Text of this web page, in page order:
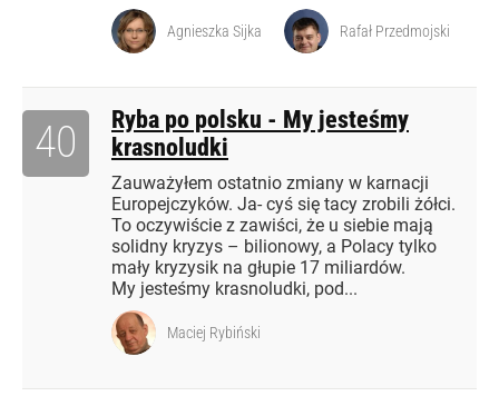
Agnieszka Sijka Rafał Przedmojski
Ryba po polsku - My jesteśmy
krasnoludki
Zauważyłem ostatnio zmiany w karnacji
Europejczyków. Ja- cyś się tacy zrobili żółci.
To oczywiście z zawiści, że u siebie mają
solidny kryzys – bilionowy, a Polacy tylko
mały kryzysik na głupie 17 miliardów.
My jesteśmy krasnoludki, pod...
40
Maciej Rybiński